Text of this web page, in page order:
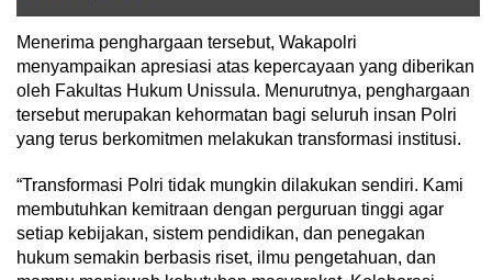
Menerima penghargaan tersebut, Wakapolri
menyampaikan apresiasi atas kepercayaan yang diberikan
oleh Fakultas Hukum Unissula. Menurutnya, penghargaan
tersebut merupakan kehormatan bagi seluruh insan Polri
yang terus berkomitmen melakukan transformasi institusi.
“Transformasi Polri tidak mungkin dilakukan sendiri. Kami
membutuhkan kemitraan dengan perguruan tinggi agar
setiap kebijakan, sistem pendidikan, dan penegakan
hukum semakin berbasis riset, ilmu pengetahuan, dan